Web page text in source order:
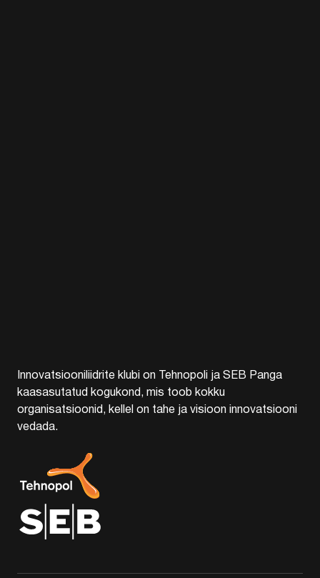
Innovatsiooniliidrite klubi on Tehnopoli ja SEB Panga
kaasasutatud kogukond, mis toob kokku
organisatsioonid, kellel on tahe ja visioon innovatsiooni
vedada.